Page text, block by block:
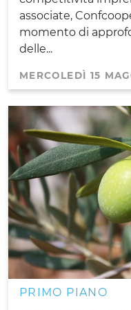
associate,
momento di
delle...
MERCOLEDÌ 15
PRIMO PIANO